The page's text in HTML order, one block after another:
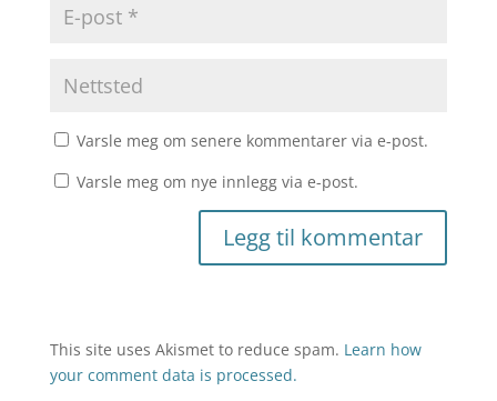
Varsle meg om senere kommentarer via e-post.
Varsle meg om nye innlegg via e-post.
This site uses Akismet to reduce spam. Learn how
your comment data is processed.